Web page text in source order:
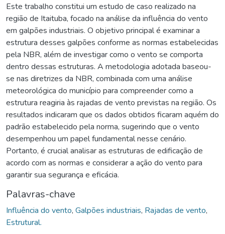
Este trabalho constitui um estudo de caso realizado na
região de Itaituba, focado na análise da influência do vento
em galpões industriais. O objetivo principal é examinar a
estrutura desses galpões conforme as normas estabelecidas
pela NBR, além de investigar como o vento se comporta
dentro dessas estruturas. A metodologia adotada baseou-
se nas diretrizes da NBR, combinada com uma análise
meteorológica do município para compreender como a
estrutura reagiria às rajadas de vento previstas na região. Os
resultados indicaram que os dados obtidos ficaram aquém do
padrão estabelecido pela norma, sugerindo que o vento
desempenhou um papel fundamental nesse cenário.
Portanto, é crucial analisar as estruturas de edificação de
acordo com as normas e considerar a ação do vento para
garantir sua segurança e eficácia.
Palavras-chave
Influência do vento, Galpões industriais, Rajadas de vento,
Estrutural.